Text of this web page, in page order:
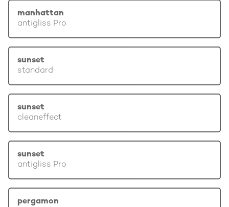
manhattan
antigliss Pro
sunset
standard
sunset
cleaneffect
sunset
antigliss Pro
pergamon